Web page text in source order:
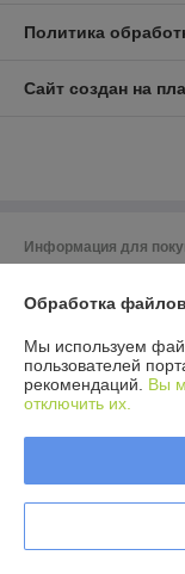
Политика
Сайт создан на
Информация для
г.Минск, пр-т
Регистрационный
УНП: 192672952
Дата регистрации
Местонахождение
Богдановича, 153В
Обработка
Мы используем
пользователей
рекомендаций. Вы
отключить их.